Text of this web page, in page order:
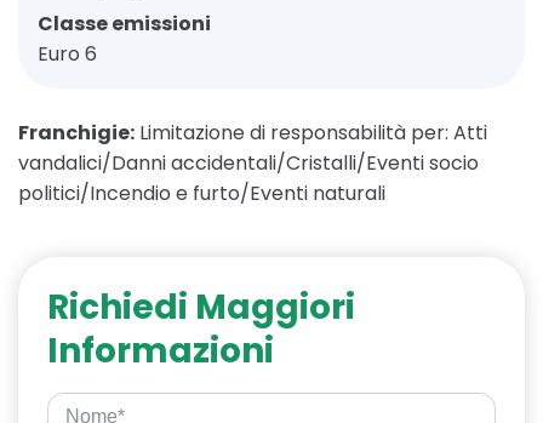
Classe emissioni
Euro 6
Franchigie: Limitazione di responsabilità per: Atti
vandalici/Danni accidentali/Cristalli/Eventi socio
politici/Incendio e furto/Eventi naturali
Richiedi Maggiori
Informazioni